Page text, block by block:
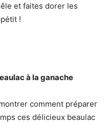
et faites dorer les
!
à la ganache
comment préparer
ces délicieux beaulac